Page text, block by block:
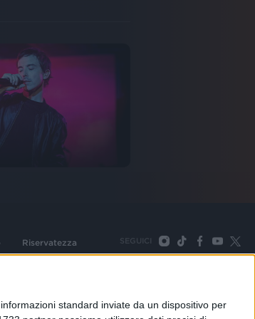
standard inviate da un dispositivo per
Riservatezza SEGUICI